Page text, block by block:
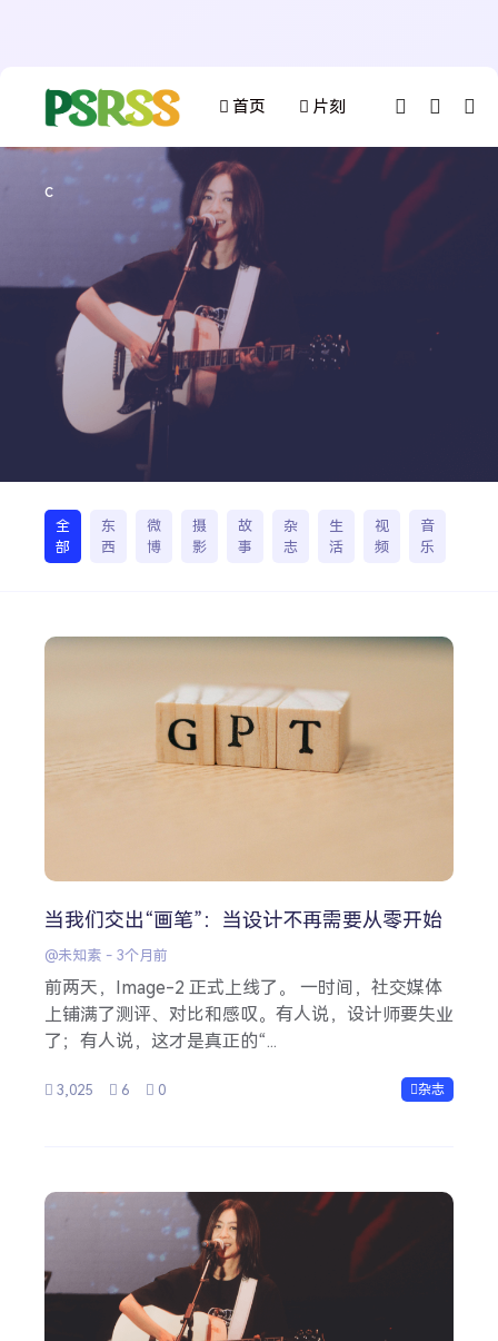
首页 片刻
微博 故事 杂志
c
全
部
东
西
微
博
摄
影
故
事
杂
志
生
活
视
频
音
乐
当我们交出“画笔”：当设计不再需要从零开始
@未知素 - 3个月前
前两天，Image-2 正式上线了。 一时间，社交媒体
上铺满了测评、对比和感叹。有人说，设计师要失业
了；有人说，这才是真正的“...
3,025 6 0 杂志